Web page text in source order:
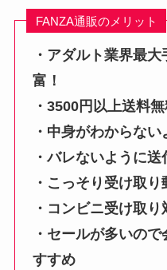
FANZA通販のメリット
・アダルト業界最
富！
・3500円以上送料無
・中身がわからな
・バレないように
・こっそり受け取
・コンビニ受け取り
・セールが多いの
すすめ